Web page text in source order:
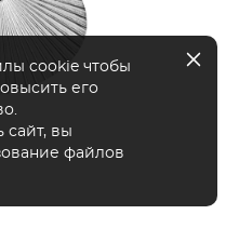
cookie чтобы
его
сайт, вы
файлов